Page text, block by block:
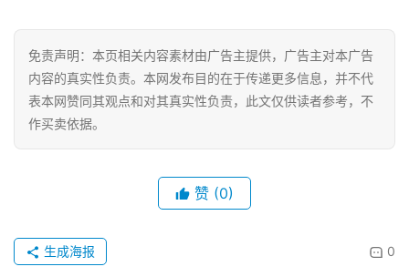
免责声明：本页相关内容素材由广告主提供，广告主对本广告
内容的真实性负责。本网发布目的在于传递更多信息，并不代
表本网赞同其观点和对其真实性负责，此文仅供读者参考，不
作买卖依据。
赞 (0)
0
生成海报